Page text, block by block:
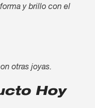
y brillo con el
otras joyas.
Hoy